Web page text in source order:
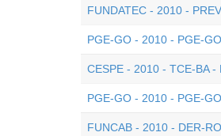
FUNDATEC - 2010 -
PGE-GO - 2010 - PGE-
CESPE - 2010 - TCE-BA -
PGE-GO - 2010 - PGE-
FUNCAB - 2010 - DER-